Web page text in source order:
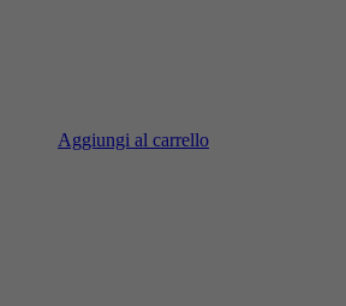
Aggiungi al carrello